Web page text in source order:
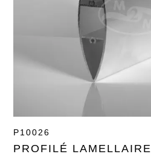
P10026
PROFILÉ LAMELLAIRE